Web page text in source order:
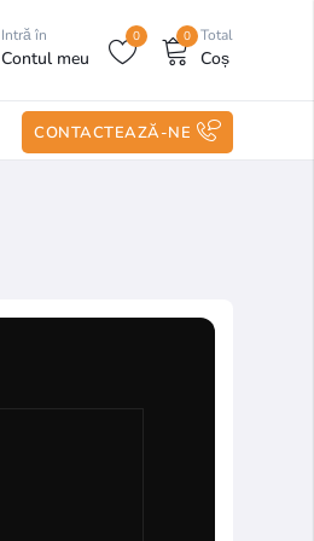
Intră în
Contul meu
0 Total
Coș
0
CONTACTEAZĂ-NE